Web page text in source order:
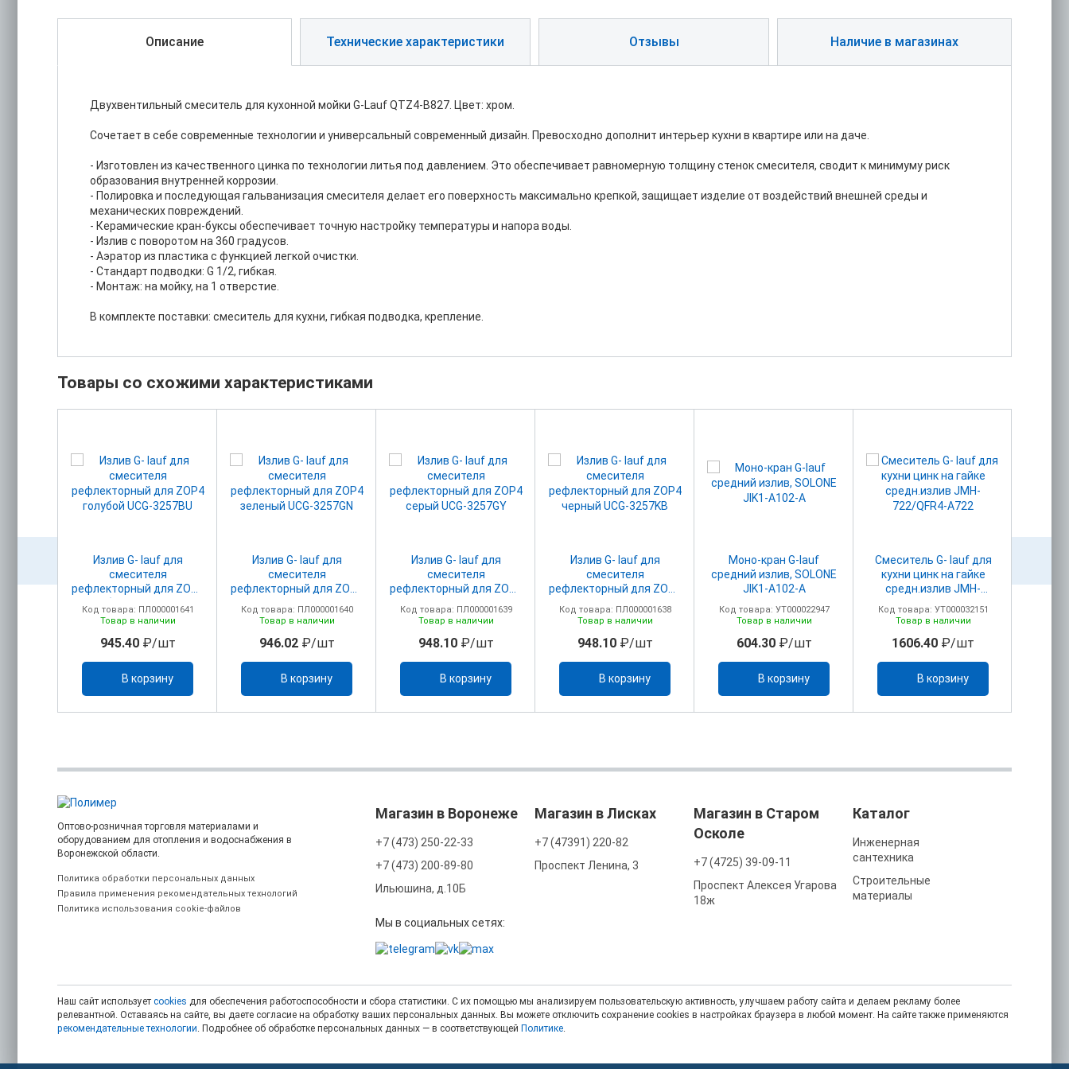
Описание Технические характеристики Отзывы Наличие в магазинах
Двухвентильный смеситель для кухонной мойки G-Lauf QTZ4-B827. Цвет: хром.
Сочетает в себе современные технологии и универсальный современный дизайн. Превосходно дополнит интерьер кухни в квартире или на даче.
- Изготовлен из качественного цинка по технологии литья под давлением. Это обеспечивает равномерную толщину стенок смесителя, сводит к минимуму риск
образования внутренней коррозии.
- Полировка и последующая гальванизация смесителя делает его поверхность максимально крепкой, защищает изделие от воздействий внешней среды и
механических повреждений.
- Керамические кран-буксы обеспечивает точную настройку температуры и напора воды.
- Излив с поворотом на 360 градусов.
- Аэратор из пластика с функцией легкой очистки.
- Стандарт подводки: G 1/2, гибкая.
- Монтаж: на мойку, на 1 отверстие.
В комплекте поставки: смеситель для кухни, гибкая подводка, крепление.
Товары со схожими характеристиками
Излив G- lauf для
смесителя
рефлекторный для ZOP4
Код товара: ПЛ000001641
Товар в наличии
945.40₽/шт
В корзину
Излив G- lauf для
смесителя
рефлекторный для ZOP4
Код товара: ПЛ000001640
Товар в наличии
946.02₽/шт
В корзину
Излив G- lauf для
смесителя
рефлекторный для ZOP4
Код товара: ПЛ000001639
Товар в наличии
948.10₽/шт
В корзину
Излив G- lauf для
смесителя
рефлекторный для ZOP4
Код товара: ПЛ000001638
Товар в наличии
948.10₽/шт
В корзину
Моно-кран G-lauf
средний излив, SOLONE
JIK1-A102-A
Код товара: УТ000022947
Товар в наличии
604.30₽/шт
В корзину
Смеситель G- lauf для
кухни цинк на гайке
средн.излив JMH-
Код товара: УТ000032151
Товар в наличии
1606.40 ₽/шт
В корзину
Оптово-розничная торговля материалами и
оборудованием для отопления и водоснабжения в
Воронежской области.
Политика обработки персональных данных
Правила применения рекомендательных технологий
Политика использования cookie-файлов
Магазин в Воронеже
+7 (473) 250-22-33
+7 (473) 200-89-80
Ильюшина, д.10Б
Мы в социальных сетях:
Магазин в Лисках
+7 (47391) 220-82
Проспект Ленина, 3
Магазин в Старом
Осколе
+7 (4725) 39-09-11
Проспект Алексея Угарова
18ж
Каталог
Инженерная
сантехника
Строительные
материалы
Наш сайт использует cookies для обеспечения работоспособности и сбора статистики. С их помощью мы анализируем пользовательскую активность, улучшаем работу сайта и делаем рекламу более
релевантной. Оставаясь на сайте, вы даете согласие на обработку ваших персональных данных. Вы можете отключить сохранение cookies в настройках браузера в любой момент. На сайте также применяются
рекомендательные технологии . Подробнее об обработке персональных данных — в соответствующей Политике